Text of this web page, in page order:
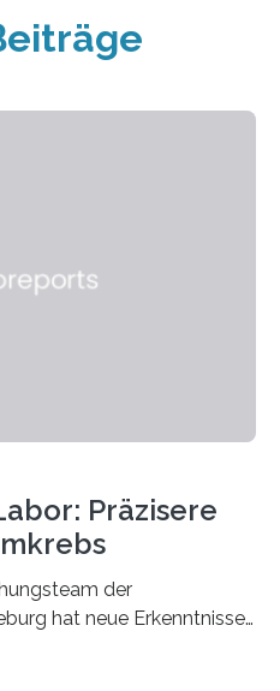
Präzisere
der
hat neue Erkenntnisse
aktuellen Studie,